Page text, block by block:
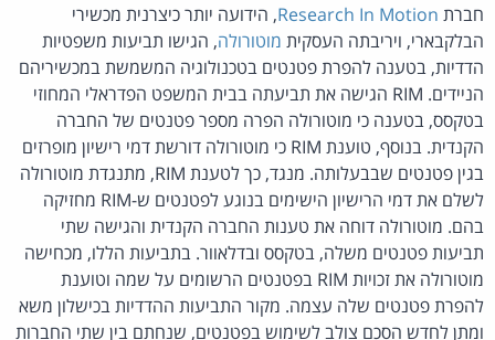
חברת Research In Motion, הידועה יותר כיצרנית מכשירי
הבלקבארי, ויריבתה העסקית מוטורולה, הגישו תביעות משפטיות
הדדיות, בטענה להפרת פטנטים בטכנולוגיה המשמשת במכשיריהם
הניידים. RIM הגישה את תביעתה בבית המשפט הפדראלי המחוזי
בטקסס, בטענה כי מוטורולה הפרה מספר פטנטים של החברה
הקנדית. בנוסף, טוענת RIM כי מוטורולה דורשת דמי רישיון מופרזים
בגין פטנטים שבבעלותה. מנגד, כך לטענת RIM, מתנגדת מוטורולה
לשלם את דמי הרישיון הישימים בנוגע לפטנטים ש-RIM מחזיקה
בהם. מוטורולה דוחה את טענות החברה הקנדית והגישה שתי
תביעות פטנטים משלה, בטקסס ובדלאוור. בתביעות הללו, מכחישה
מוטורולה את זכויות RIM בפטנטים הרשומים על שמה וטוענת
להפרת פטנטים שלה עצמה. מקור התביעות ההדדיות בכישלון משא
ומתן לחדש הסכם צולב לשימוש בפטנטים, שנחתם בין שתי החברות